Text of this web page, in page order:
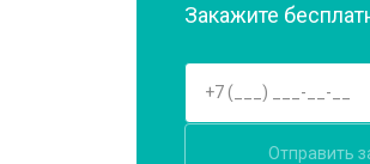
Закажите
Отправить